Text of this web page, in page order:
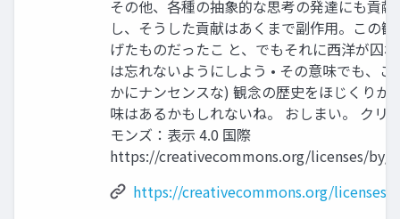
その他、各種の抽象的な思考の発達にも貢献
し、そうした貢献はあくまで副作用。この
げたものだったこ と、でもそれに西洋が囚
は忘れないようにしよう • その意味でも、
かにナンセンスな) 観念の歴史をほじくりか
味はあるかもしれないね。 おしまい。 クリ
モンズ：表示 4.0 国際
https://creativecommons.org/licenses/by/
https://creativecommons.org/licenses/